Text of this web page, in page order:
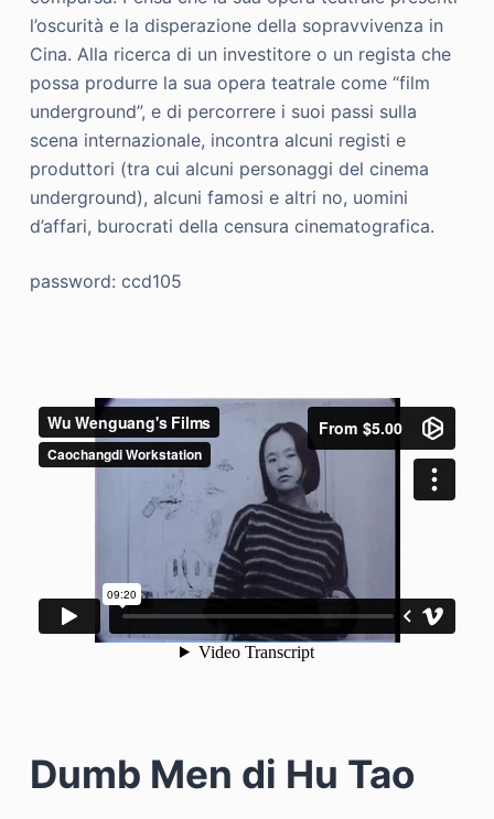
l’oscurità e la disperazione della sopravvivenza in
Cina. Alla ricerca di un investitore o un regista che
possa produrre la sua opera teatrale come “film
underground”, e di percorrere i suoi passi sulla
scena internazionale, incontra alcuni registi e
produttori (tra cui alcuni personaggi del cinema
underground), alcuni famosi e altri no, uomini
d’affari, burocrati della censura cinematografica.
password: ccd105
Dumb Men di Hu Tao